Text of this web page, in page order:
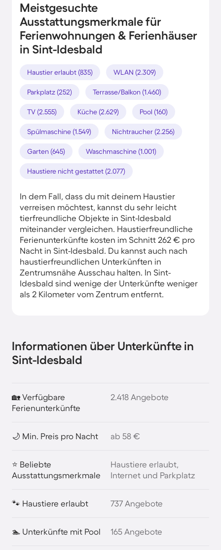
Meistgesuchte
Ausstattungsmerkmale für
Ferienwohnungen & Ferienhäuser
in Sint-Idesbald
Haustier erlaubt (835) WLAN (2.309)
Parkplatz (252) Terrasse/Balkon (1.460)
TV (2.555) Küche (2.629) Pool (160)
Spülmaschine (1.549) Nichtraucher (2.256)
Garten (645) Waschmaschine (1.001)
Haustiere nicht gestattet (2.077)
In dem Fall, dass du mit deinem Haustier
verreisen möchtest, kannst du sehr leicht
tierfreundliche Objekte in Sint-Idesbald
miteinander vergleichen. Haustierfreundliche
Ferienunterkünfte kosten im Schnitt 262 € pro
Nacht in Sint-Idesbald. Du kannst auch nach
haustierfreundlichen Unterkünften in
Zentrumsnähe Ausschau halten. In Sint-
Idesbald sind wenige der Unterkünfte weniger
als 2 Kilometer vom Zentrum entfernt.
Informationen über Unterkünfte in
Sint-Idesbald
🏡 Verfügbare
Ferienunterkünfte
2.418 Angebote
🌙 Min. Preis pro Nacht ab 58 €
⭐ Beliebte
Ausstattungsmerkmale
Haustiere erlaubt,
Internet und Parkplatz
🐾 Haustiere erlaubt 737 Angebote
🏊 Unterkünfte mit Pool 165 Angebote